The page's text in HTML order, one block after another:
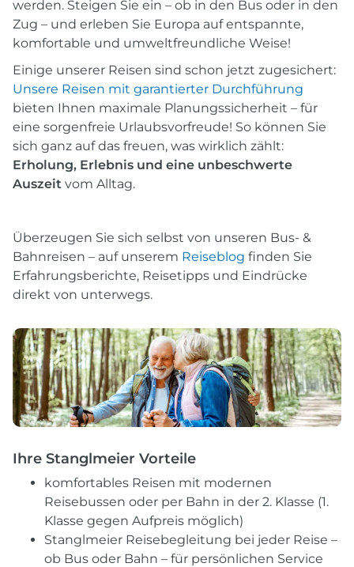
werden. Steigen Sie ein – ob in den Bus oder in den
Zug – und erleben Sie Europa auf entspannte,
komfortable und umweltfreundliche Weise!
Einige unserer Reisen sind schon jetzt zugesichert:
Unsere Reisen mit garantierter Durchführung
bieten Ihnen maximale Planungssicherheit – für
eine sorgenfreie Urlaubsvorfreude! So können Sie
sich ganz auf das freuen, was wirklich zählt:
Erholung, Erlebnis und eine unbeschwerte
Auszeit vom Alltag.
Überzeugen Sie sich selbst von unseren Bus- &
Bahnreisen – auf unserem Reiseblog finden Sie
Erfahrungsberichte, Reisetipps und Eindrücke
direkt von unterwegs.
Ihre Stanglmeier Vorteile
komfortables Reisen mit modernen
Reisebussen oder per Bahn in der 2. Klasse (1.
Klasse gegen Aufpreis möglich)
Stanglmeier Reisebegleitung bei jeder Reise –
ob Bus oder Bahn – für persönlichen Service